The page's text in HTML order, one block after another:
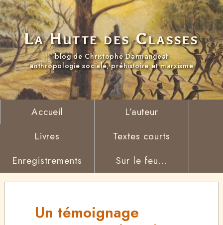
La Hutte des Classes
blog de Christophe Darmangeat
anthropologie sociale, préhistoire et marxisme
Accueil
L’auteur
Livres
Textes courts
Enregistrements
Sur le feu...
Un témoignage